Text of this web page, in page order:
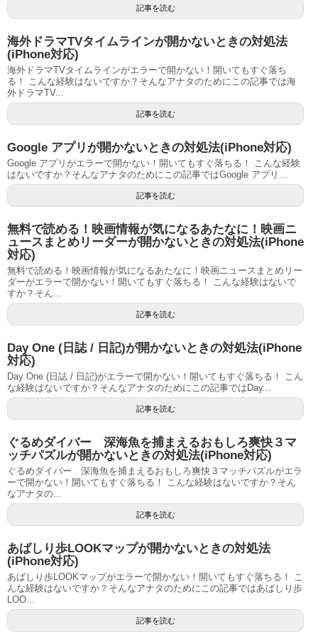
記事を読む
海外ドラマTVタイムラインが開かないときの対処法
(iPhone対応)
海外ドラマTVタイムラインがエラーで開かない！開いてもすぐ落ち
る！ こんな経験はないですか？そんなアナタのためにこの記事では海
外ドラマTV...
記事を読む
Google アプリが開かないときの対処法(iPhone対応)
Google アプリがエラーで開かない！開いてもすぐ落ちる！ こんな経験
はないですか？そんなアナタのためにこの記事ではGoogle アプリ...
記事を読む
無料で読める！映画情報が気になるあたなに！映画ニ
ュースまとめリーダーが開かないときの対処法(iPhone
対応)
無料で読める！映画情報が気になるあたなに！映画ニュースまとめリー
ダーがエラーで開かない！開いてもすぐ落ちる！ こんな経験はないで
すか？そん...
記事を読む
Day One (日誌 / 日記)が開かないときの対処法(iPhone
対応)
Day One (日誌 / 日記)がエラーで開かない！開いてもすぐ落ちる！ こん
な経験はないですか？そんなアナタのためにこの記事ではDay...
記事を読む
ぐるめダイバー 深海魚を捕まえるおもしろ爽快３マ
ッチパズルが開かないときの対処法(iPhone対応)
ぐるめダイバー 深海魚を捕まえるおもしろ爽快３マッチパズルがエラ
ーで開かない！開いてもすぐ落ちる！ こんな経験はないですか？そん
なアナタの...
記事を読む
あばしり歩LOOKマップが開かないときの対処法
(iPhone対応)
あばしり歩LOOKマップがエラーで開かない！開いてもすぐ落ちる！ こ
んな経験はないですか？そんなアナタのためにこの記事ではあばしり歩
LOO...
記事を読む